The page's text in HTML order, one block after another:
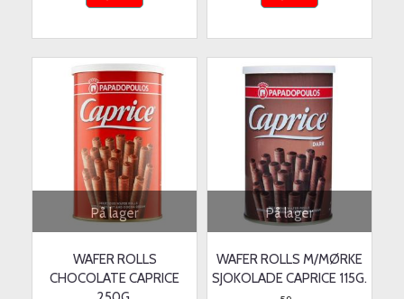
På lager
WAFER ROLLS
CHOCOLATE CAPRICE
På lager
WAFER ROLLS M/MØRKE
SJOKOLADE CAPRICE 115G.